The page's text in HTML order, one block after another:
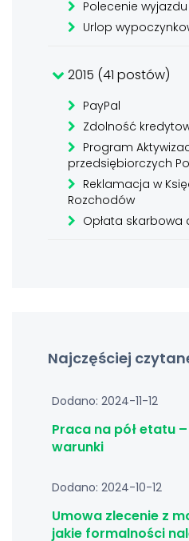
Polecenie
Urlop
2015 (41 postów)
PayPal
Zdolność
Program
przedsiębiorczych
Reklamacja w
Rozchodów
Opłata skarbowa
Najczęściej
Dodano: 2024-11-12
Praca na pół etatu
warunki
Dodano: 2024-10-12
Umowa zlecenie z
jakie formalności